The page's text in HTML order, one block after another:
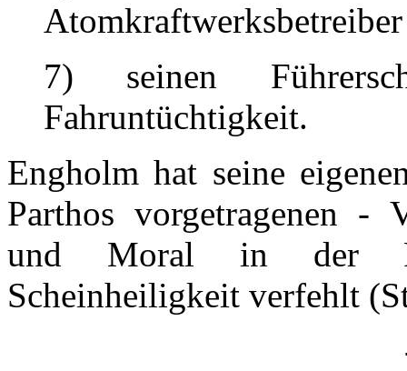
7) seinen
Fahruntüchtigkeit.
Engholm hat seine
Parthos vorgetragenen -
und Moral in der
Scheinheiligkeit verfehlt